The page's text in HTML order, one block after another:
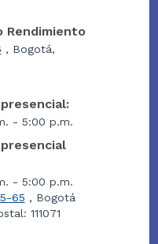
Rendimiento
, Bogotá,
- 5:00 p.m.
- 5:00 p.m.
65 , Bogotá
111071